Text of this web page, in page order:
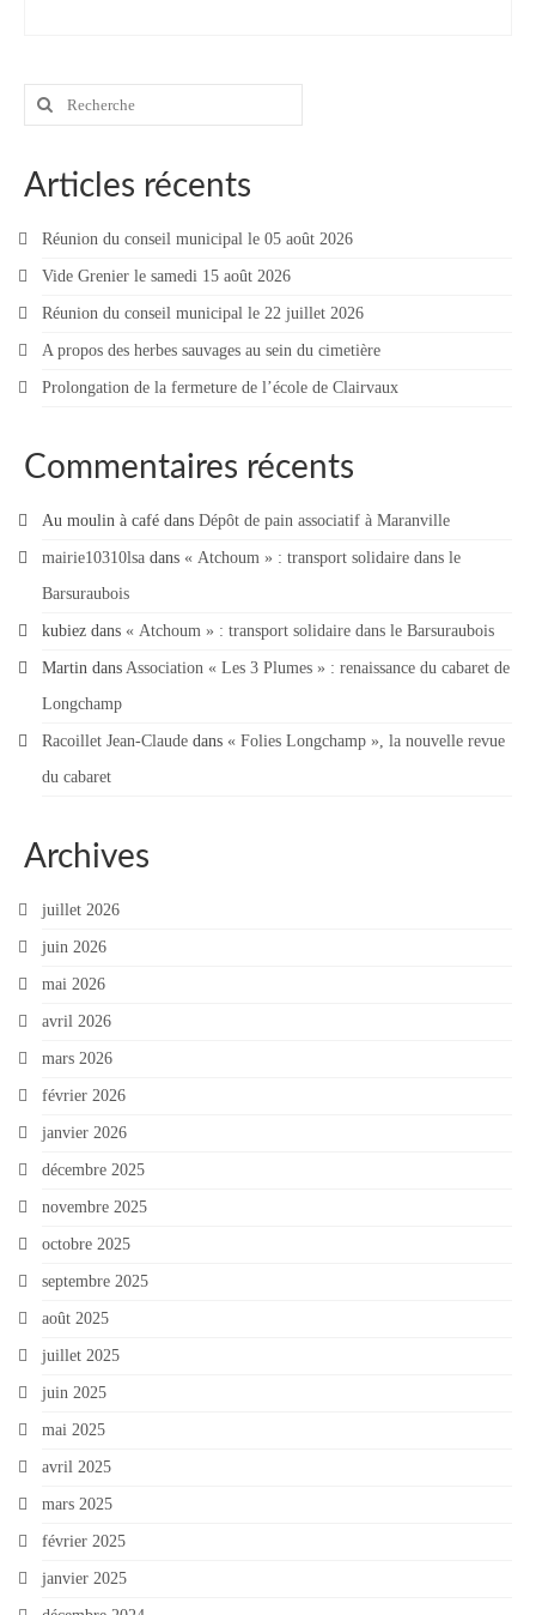
Contacter votre mairie
Informations légales
Rechercher
Articles récents
Réunion du conseil municipal le 05 août 2026
Vide Grenier le samedi 15 août 2026
Réunion du conseil municipal le 22 juillet 2026
A propos des herbes sauvages au sein du cimetière
Prolongation de la fermeture de l’école de Clairvaux
Commentaires récents
Au moulin à café dans Dépôt de pain associatif à Maranville
mairie10310lsa dans « Atchoum » : transport solidaire dans le
Barsuraubois
kubiez dans « Atchoum » : transport solidaire dans le Barsuraubois
Martin dans Association « Les 3 Plumes » : renaissance du cabaret de
Longchamp
Racoillet Jean-Claude dans « Folies Longchamp », la nouvelle revue
du cabaret
Archives
juillet 2026
juin 2026
mai 2026
avril 2026
mars 2026
février 2026
janvier 2026
décembre 2025
novembre 2025
octobre 2025
septembre 2025
août 2025
juillet 2025
juin 2025
mai 2025
avril 2025
mars 2025
février 2025
janvier 2025